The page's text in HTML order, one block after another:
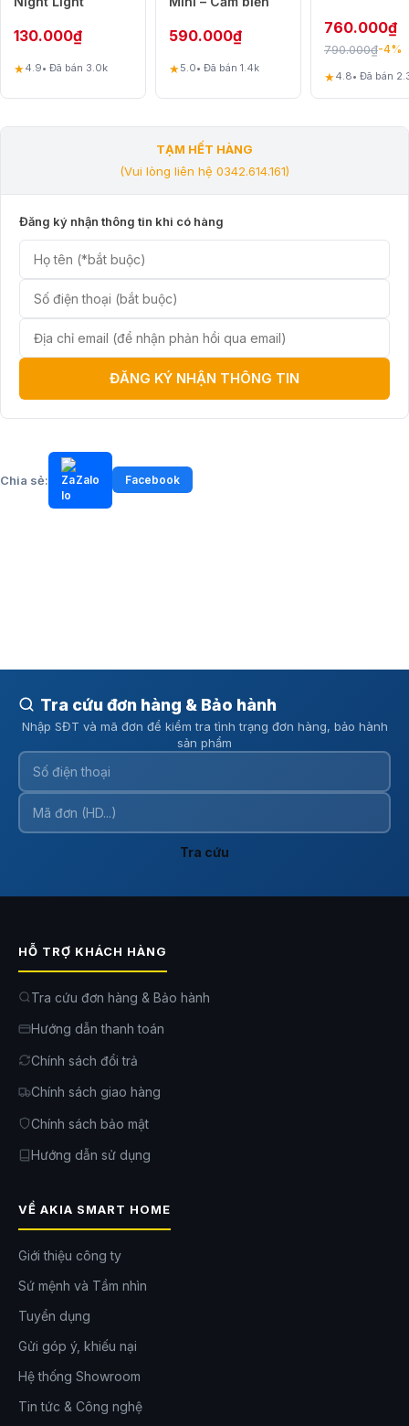
TẠM HẾT HÀNG
(Vui lòng liên hệ 0342.614.161)
Đăng ký nhận thông tin khi có hàng
ĐĂNG KÝ NHẬN THÔNG TIN
Chia sẻ: Zalo Facebook
mức 40 độ C đèn sẽ tự động tắt nguồn. Từ đó giúp theo dõi nhiệt độ
đèn ngay thời gian thực để đảm bảo an toàn cho người dùng và thiết bị
trong thời gian sạc.
130.000₫
★4.9• Đã bán 3.0k
– Thiết kế chống
590.000₫
★5.0• Đã bán 1.4k
760.000₫
790.000₫-4%
★4.8• Đã bán
Tra cứu đơn hàng & Bảo hành
Nhập SĐT và mã đơn để kiểm tra tình trạng đơn hàng, bảo hành
sản phẩm
Tra cứu
HỖ TRỢ KHÁCH HÀNG
Tra cứu đơn hàng & Bảo hành
Hướng dẫn thanh toán
Chính sách đổi trả
Chính sách giao hàng
Chính sách bảo mật
Hướng dẫn sử dụng
VỀ AKIA SMART HOME
Giới thiệu công ty
Sứ mệnh và Tầm nhìn
Tuyển dụng
Gửi góp ý, khiếu nại
Hệ thống Showroom
Tin tức & Công nghệ